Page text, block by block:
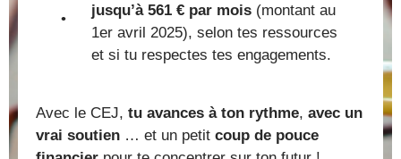
jusqu’à 561 € par mois(montant au
1er avril 2025), selon tes ressources
et si tu respectes tes engagements.
Avec le CEJ, tu avances à ton rythme, avec un
vrai soutien … et un petit coup de pouce